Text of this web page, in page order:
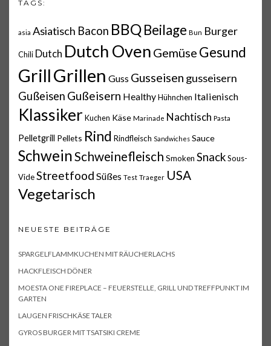
TAGS:
asia Asiatisch Bacon BBQBeilage Bun Burger
Chili Dutch Dutch Oven Gemüse Gesund
GrillGrillen Guss Gusseisen gusseisern
Gußeisen Gußeisern HealthyHühnchen Italienisch
Klassiker Kuchen Käse Marinade Nachtisch Pasta
Pelletgrill Pellets Rind Rindfleisch Sandwiches Sauce
SchweinSchweinefleisch Smoken SnackSous-
VideStreetfood Süßes Test Traeger USA
Vegetarisch
NEUESTE BEITRÄGE
SPARGELFLAMMKUCHEN MIT RÄUCHERLACHS
HACKFLEISCH DÖNER
MOESTA ONE FIREPLACE – FEUERSTELLE, GRILL UND TREFFPUNKT IM
GARTEN
LAUGEN FRISCHKÄSE TALER
GYROS BURGER MIT TSATSIKI CREME